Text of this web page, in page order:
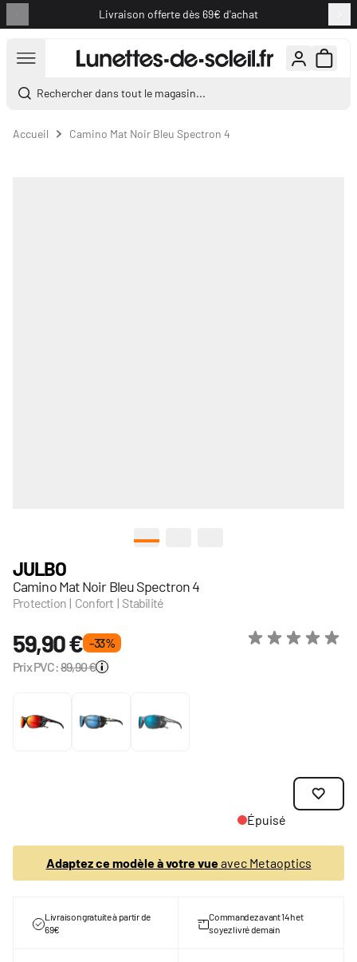
Livraison offerte dès 69€ d'achat
Rechercher dans tout le magasin...
Accueil Camino Mat Noir Bleu Spectron 4
JULBO
Camino Mat Noir Bleu Spectron 4
Protection | Confort | Stabilité
59,90 € - 33 %
Prix PVC:89,90 €
Épuisé
Adaptez ce modèle à votre vueavec Metaoptics
Livraison gratuite à partir de
69€
Commandez avant 14h et
soyez livré demain